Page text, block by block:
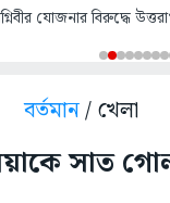
যোজনার বিরুদ্ধে
বর্তমান/ খেলা
সাত